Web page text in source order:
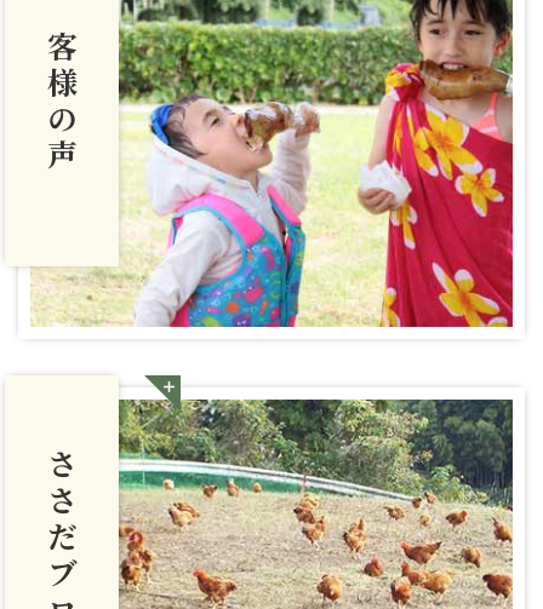
お客様の声
ささだブログ